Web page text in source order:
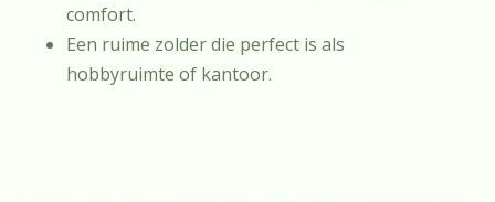
comfort.
Een ruime zolder die perfect is als
hobbyruimte of kantoor.